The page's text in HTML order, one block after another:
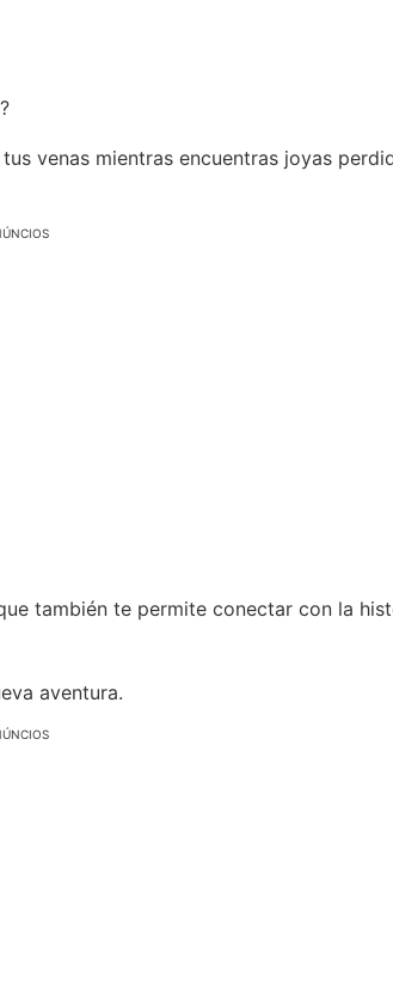
venas mientras encuentras joyas
también te permite conectar con la
aventura.